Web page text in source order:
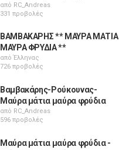
από RC_Andreas
331 προβολές
ΒΑΜΒΑΚΑΡΗΣ ** ΜΑΥΡΑ ΜΑΤΙΑ
ΜΑΥΡΑ ΦΡΥΔΙΑ **
απόΈλληνας
726 προβολές
Βαμβακάρης-Ρούκουνας-
Μαύρα μάτια μαύρα φρύδια
από RC_Andreas
596 προβολές
Μαύρα μάτια μαύρα φρύδια -